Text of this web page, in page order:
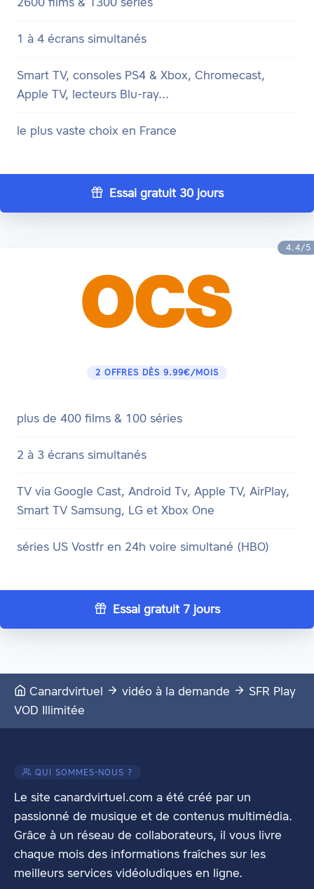
1 à 4 écrans simultanés
Smart TV, consoles PS4 & Xbox, Chromecast,
Apple TV, lecteurs Blu-ray...
le plus vaste choix en France
Essai gratuit 30 jours
4.4/5
2 OFFRES DÈS 9.99€/MOIS
plus de 400 films & 100 séries
2 à 3 écrans simultanés
TV via Google Cast, Android Tv, Apple TV, AirPlay,
Smart TV Samsung, LG et Xbox One
séries US Vostfr en 24h voire simultané (HBO)
Essai gratuit 7 jours
Canardvirtuel vidéo à la demande
SFR Play
VOD Illimitée
QUI SOMMES-NOUS ?
Le site canardvirtuel.com a été créé par un
passionné de musique et de contenus multimédia.
Grâce à un réseau de collaborateurs, il vous livre
chaque mois des informations fraîches sur les
meilleurs services vidéoludiques en ligne.